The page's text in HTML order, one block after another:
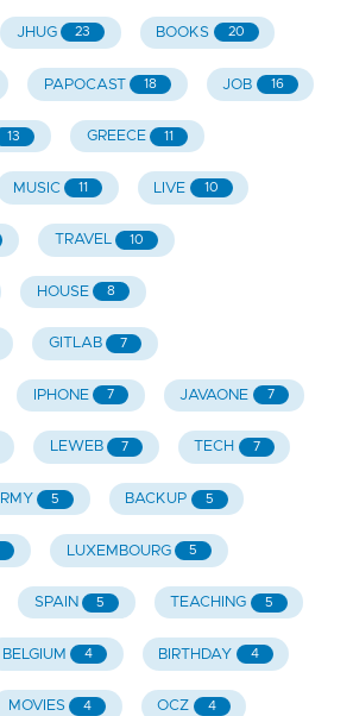
JHUG 23 BOOKS 20
PAPOCAST 18 JOB 16
13 GREECE 11
MUSIC 11 LIVE 10
TRAVEL 10
HOUSE 8
GITLAB 7
IPHONE 7 JAVAONE 7
LEWEB 7 TECH 7
5 BACKUP 5
LUXEMBOURG 5
SPAIN 5 TEACHING 5
BELGIUM 4 BIRTHDAY 4
MOVIES 4 OCZ 4